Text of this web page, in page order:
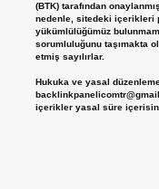
(BTK) tarafından
nedenle, sitedeki içerikleri
yükümlülüğümüz
sorumluluğunu taşımakta
etmiş sayılırlar.
Hukuka ve yasal
içerikler yasal süre